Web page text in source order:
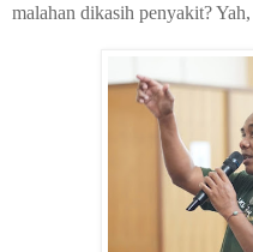
malahan dikasih penyakit?